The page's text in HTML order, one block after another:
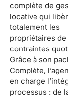
complète de
locative qui
totalement les
propriétaires de
contraintes
Grâce à son
Complète,
en charge
processus : de
par des messages
les weekends
pour les changements de
linge ou les
gâchées
problèmes
avec
location
pilote